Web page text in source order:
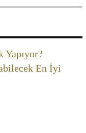
Yapıyor?
En İyi